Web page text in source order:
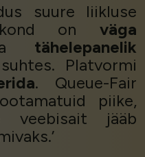
suure liikluse
on väga
tähelepanelik
Platvormi
. Queue-Fair
piike,
veebisait jääb